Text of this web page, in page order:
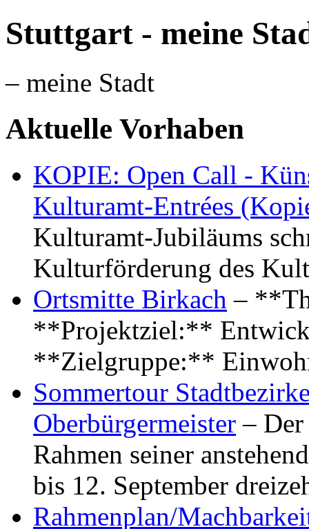
Stuttgart - meine
– meine Stadt
Aktuelle Vorhaben
KOPIE: Open Call -
Kulturamt-Entrées
Kulturamt-Jubiläums
Kulturförderung des
Ortsmitte Birkach –
**Projektziel:**
**Zielgruppe:**
Sommertour
Oberbürgermeister –
Rahmen seiner
bis 12. September
Rahmenplan/